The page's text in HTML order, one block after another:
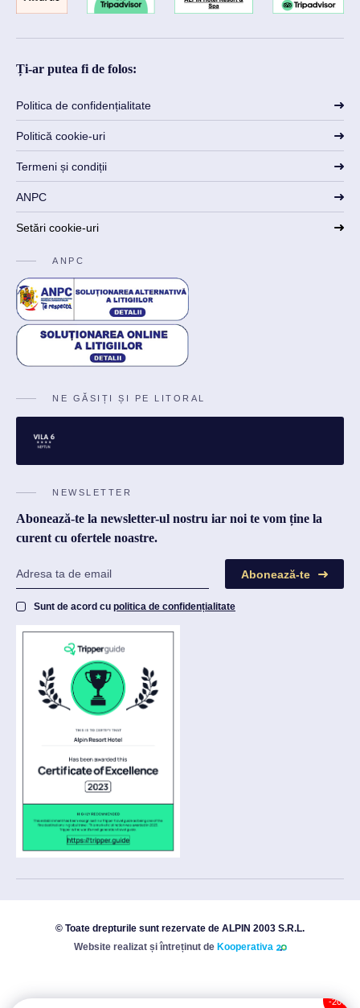
Ți-ar putea fi de folos:
Politica de confidențialitate
Politică cookie-uri
Termeni și condiții
ANPC
Setări cookie-uri
ANPC
NE GĂSIȚI ȘI PE LITORAL
NEWSLETTER
Abonează-te la newsletter-ul nostru iar noi te vom ține la
curent cu ofertele noastre.
Abonează-te
Sunt de acord cu politica de confidențialitate
© Toate drepturile sunt rezervate de ALPIN 2003 S.R.L.
Website realizat și întreținut de Kooperativa